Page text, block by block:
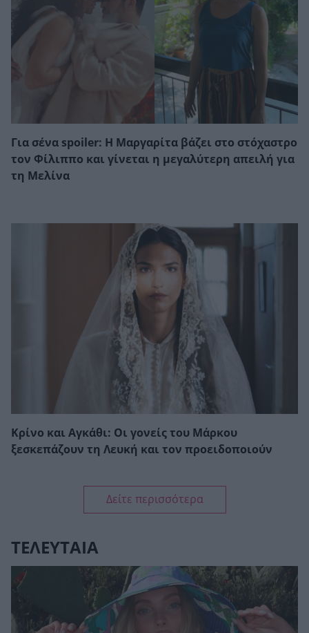
Για σένα spoiler: Η Μαργαρίτα βάζει στο στόχαστρο
τον Φίλιππο και γίνεται η μεγαλύτερη απειλή για
τη Μελίνα
Κρίνο και Αγκάθι: Οι γονείς του Μάρκου
ξεσκεπάζουν τη Λευκή και τον προειδοποιούν
Δείτε περισσότερα
ΤΕΛΕΥΤΑΙΑ